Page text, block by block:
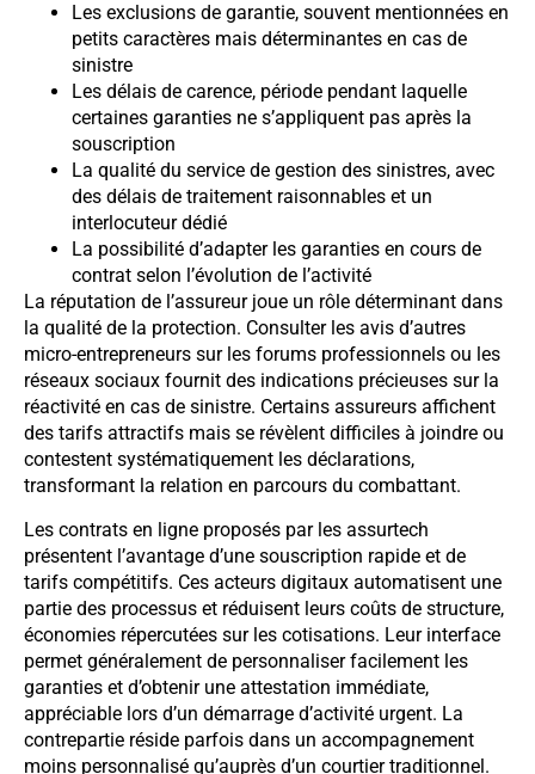
Les exclusions de garantie, souvent mentionnées en
petits caractères mais déterminantes en cas de
sinistre
Les délais de carence, période pendant laquelle
certaines garanties ne s’appliquent pas après la
souscription
La qualité du service de gestion des sinistres, avec
des délais de traitement raisonnables et un
interlocuteur dédié
La possibilité d’adapter les garanties en cours de
contrat selon l’évolution de l’activité
La réputation de l’assureur joue un rôle déterminant dans
la qualité de la protection. Consulter les avis d’autres
micro-entrepreneurs sur les forums professionnels ou les
réseaux sociaux fournit des indications précieuses sur la
réactivité en cas de sinistre. Certains assureurs affichent
des tarifs attractifs mais se révèlent difficiles à joindre ou
contestent systématiquement les déclarations,
transformant la relation en parcours du combattant.
Les contrats en ligne proposés par les assurtech
présentent l’avantage d’une souscription rapide et de
tarifs compétitifs. Ces acteurs digitaux automatisent une
partie des processus et réduisent leurs coûts de structure,
économies répercutées sur les cotisations. Leur interface
permet généralement de personnaliser facilement les
garanties et d’obtenir une attestation immédiate,
appréciable lors d’un démarrage d’activité urgent. La
contrepartie réside parfois dans un accompagnement
moins personnalisé qu’auprès d’un courtier traditionnel.